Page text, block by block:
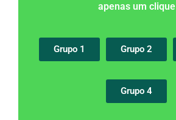
apenas um clique
Grupo 1 Grupo 2
Grupo 4